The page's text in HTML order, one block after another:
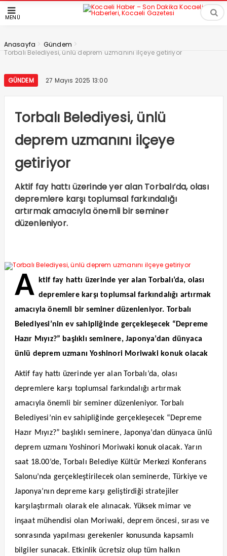
MENÜ
Anasayfa > Gündem >
Torbalı Belediyesi, ünlü deprem uzmanını ilçeye getiriyor
GÜNDEM 27 Mayıs 2025 13:00
Torbalı Belediyesi, ünlü
deprem uzmanını ilçeye
getiriyor
Aktif fay hattı üzerinde yer alan Torbalı’da, olası
depremlere karşı toplumsal farkındalığı
artırmak amacıyla önemli bir seminer
düzenleniyor.
A
ktif fay hattı üzerinde yer alan Torbalı’da, olası
depremlere karşı toplumsal farkındalığı artırmak
amacıyla önemli bir seminer düzenleniyor. Torbalı
Belediyesi’nin ev sahipliğinde gerçekleşecek “Depreme
Hazır Mıyız?” başlıklı seminere, Japonya’dan dünyaca
ünlü deprem uzmanı Yoshinori Moriwaki konuk olacak
Aktif fay hattı üzerinde yer alan Torbalı’da, olası
depremlere karşı toplumsal farkındalığı artırmak
amacıyla önemli bir seminer düzenleniyor. Torbalı
Belediyesi’nin ev sahipliğinde gerçekleşecek “Depreme
Hazır Mıyız?” başlıklı seminere, Japonya’dan dünyaca ünlü
deprem uzmanı Yoshinori Moriwaki konuk olacak. Yarın
saat 18.00’de, Torbalı Belediye Kültür Merkezi Konferans
Salonu’nda gerçekleştirilecek olan seminerde, Türkiye ve
Japonya’nın depreme karşı geliştirdiği stratejiler
karşılaştırmalı olarak ele alınacak. Yüksek mimar ve
inşaat mühendisi olan Moriwaki, deprem öncesi, sırası ve
sonrasında yapılması gerekenler konusunda kapsamlı
bilgiler sunacak. Etkinlik ücretsiz olup tüm halkın